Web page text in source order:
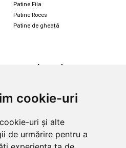
cookie-uri
uri și alte
de urmărire pentru a
Patine Fila
Patine Roces
Patine de gheață
Snowboard
Echipament snowboard
Legături Rome SDS
Skate & longboard